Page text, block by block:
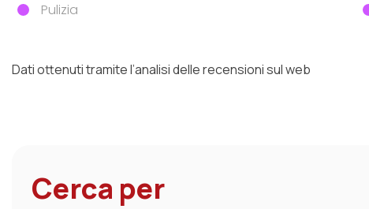
Pulizia
Componente emozionale
Dati ottenuti tramite l’analisi delle recensioni sul web
Cerca per